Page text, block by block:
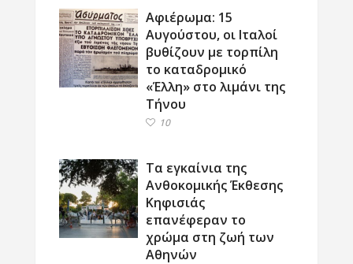
Αφιέρωμα: 15
Αυγούστου, οι Ιταλοί
βυθίζουν με τορπίλη
το καταδρομικό
«Έλλη» στο λιμάνι της
Τήνου
10
Τα εγκαίνια της
Ανθοκομικής Έκθεσης
Κηφισιάς
επανέφεραν το
χρώμα στη ζωή των
Αθηνών